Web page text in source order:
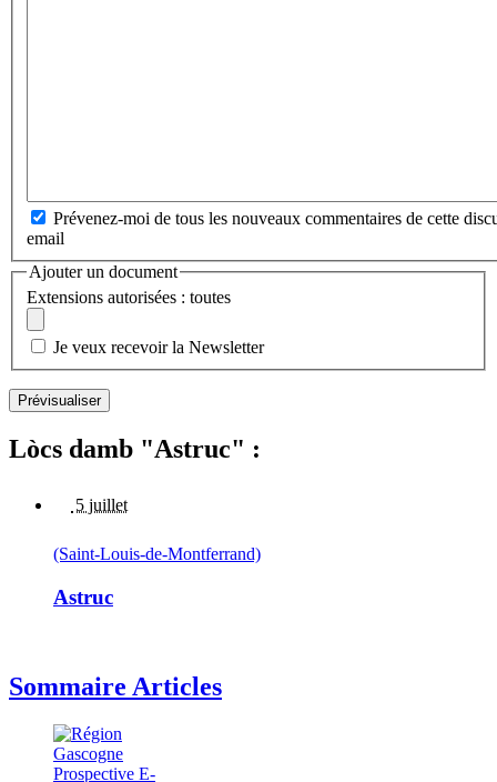
Prévenez-moi de tous les nouveaux commentaires de cette
email
Ajouter un document
Extensions autorisées : toutes
Je veux recevoir la Newsletter
Lòcs damb "Astruc" :
5 juillet
(Saint-Louis-de-Montferrand)
Astruc
Sommaire Articles